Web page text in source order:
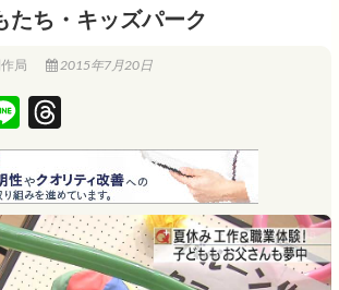
たち・キッズパーク
局 2015年7月20日
i
n
e
h
r
e
a
d